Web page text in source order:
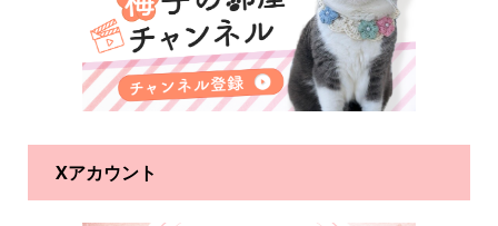
Xアカウント